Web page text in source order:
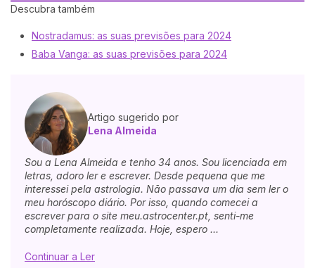
Descubra também
Nostradamus: as suas previsões para 2024
Baba Vanga: as suas previsões para 2024
Artigo sugerido por
Lena Almeida
Sou a Lena Almeida e tenho 34 anos. Sou licenciada em
letras, adoro ler e escrever. Desde pequena que me
interessei pela astrologia. Não passava um dia sem ler o
meu horóscopo diário. Por isso, quando comecei a
escrever para o site meu.astrocenter.pt, senti-me
completamente realizada. Hoje, espero ...
Continuar a Ler